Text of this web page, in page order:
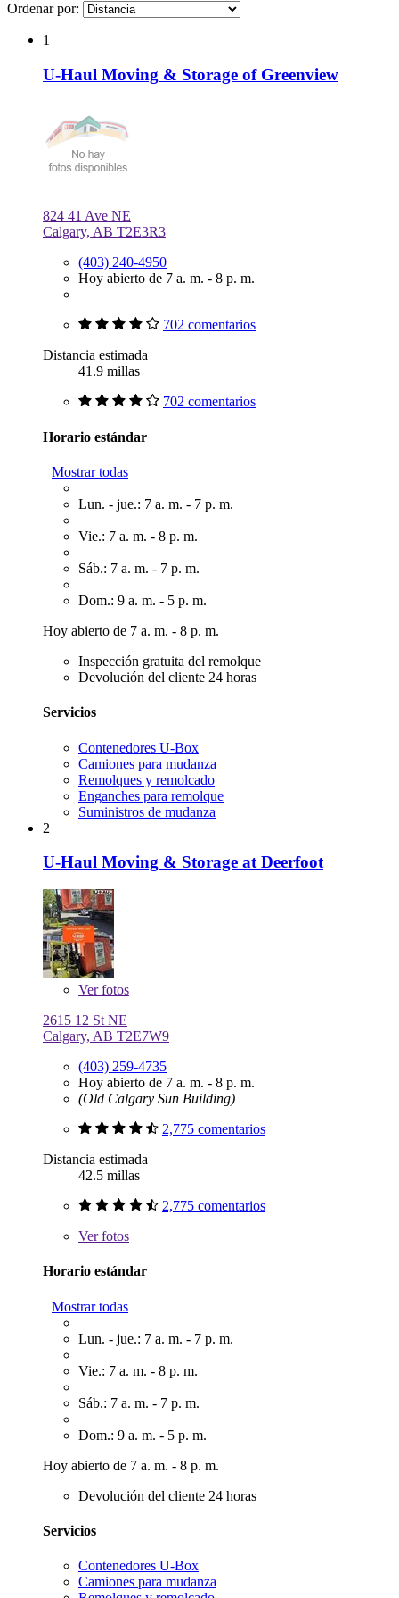
Ordenar por:
1
U-Haul Moving & Storage of Greenview
824 41 Ave NE
Calgary, AB T2E3R3
(403) 240-4950
Hoy abierto de 7 a. m. - 8 p. m.
702 comentarios
Distancia estimada
41.9 millas
702 comentarios
Horario estándar
Mostrar todas
Lun. - jue.: 7 a. m. - 7 p. m.
Vie.: 7 a. m. - 8 p. m.
Sáb.: 7 a. m. - 7 p. m.
Dom.: 9 a. m. - 5 p. m.
Hoy abierto de 7 a. m. - 8 p. m.
Inspección gratuita del remolque
Devolución del cliente 24 horas
Servicios
Contenedores U-Box
Camiones para mudanza
Remolques y remolcado
Enganches para remolque
Suministros de mudanza
2
U-Haul Moving & Storage at Deerfoot
Verfotos
2615 12 St NE
Calgary, AB T2E7W9
(403) 259-4735
Hoy abierto de 7 a. m. - 8 p. m.
(Old Calgary Sun Building)
2,775 comentarios
Distancia estimada
42.5 millas
2,775 comentarios
Verfotos
Horario estándar
Mostrar todas
Lun. - jue.: 7 a. m. - 7 p. m.
Vie.: 7 a. m. - 8 p. m.
Sáb.: 7 a. m. - 7 p. m.
Dom.: 9 a. m. - 5 p. m.
Hoy abierto de 7 a. m. - 8 p. m.
Devolución del cliente 24 horas
Servicios
Contenedores U-Box
Camiones para mudanza